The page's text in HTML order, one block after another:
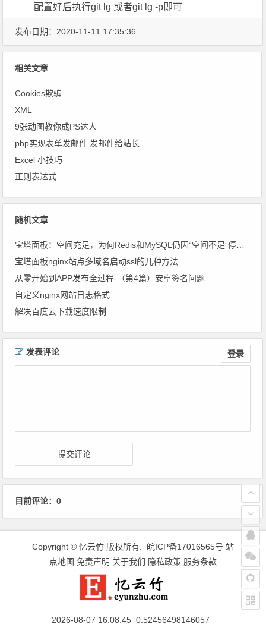
配置好后执行git lg 或者git lg -p即可
发布日期：2020-11-11 17:35:36
相关文章
Cookies欺骗
XML
9张动图教你成PS达人
php实现表单发邮件 发邮件给站长
Excel 小技巧
正则表达式
随机文章
宝塔面板nginx站点多域名启动ssl的几种方法
从零 开始到APP发布全过程-（第4篇）安卓签名问题
自定义nginx网站日志格式
解决百度云下载速度限制
文章导航
发表评论 登录
目前评论：0
Copyright © 忆云竹 版权所有. 皖ICP备17016565号 站
点地图 免责声明 关于我们 隐私政策 服务条款
2026-08-07 16:08:45 0.52456498146057